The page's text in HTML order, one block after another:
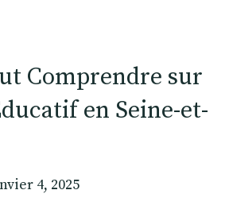
Comprendre sur
en Seine-et-
4, 2025